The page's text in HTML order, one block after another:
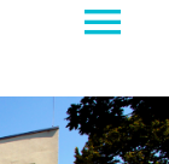
facebook